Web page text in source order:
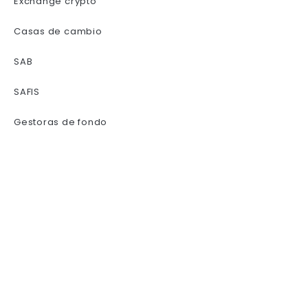
Casas de cambio
SAB
SAFIS
Gestoras de fondo